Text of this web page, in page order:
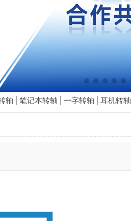
轴 笔记本转轴 一字转轴 耳机转轴